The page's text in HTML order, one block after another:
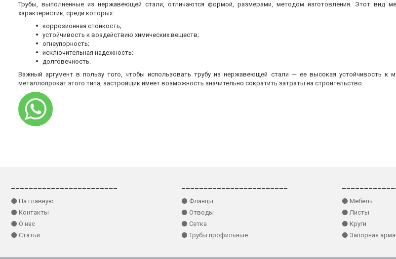
Трубы, выполненные из нержавеющей стали, отличаются формой, размерами, методом изготовления. Этот вид
характеристик, среди которых:
коррозионная стойкость;
устойчивость к воздействию химических веществ;
огнеупорность;
исключительная надежность;
долговечность.
Важный аргумент в пользу того, чтобы использовать трубу из нержавеющей стали — ее высокая устойчивость к
металлопрокат этого типа, застройщик имеет возможность значительно сократить затраты на строительство.
⚫ На главную
⚫ Контакты
⚫ О нас
⚫ Статьи
⚫ Фланцы
⚫ Отводы
⚫ Сетка
⚫ Трубы профильные
⚫ Мебель
⚫ Листы
⚫ Круги
⚫ Запорная